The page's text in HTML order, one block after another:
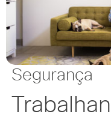
Segurança